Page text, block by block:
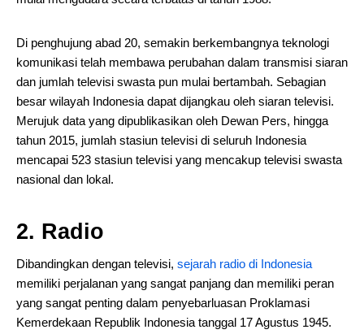
Di penghujung abad 20, semakin berkembangnya teknologi
komunikasi telah membawa perubahan dalam transmisi siaran
dan jumlah televisi swasta pun mulai bertambah. Sebagian
besar wilayah Indonesia dapat dijangkau oleh siaran televisi.
Merujuk data yang dipublikasikan oleh Dewan Pers, hingga
tahun 2015, jumlah stasiun televisi di seluruh Indonesia
mencapai 523 stasiun televisi yang mencakup televisi swasta
nasional dan lokal.
2. Radio
Dibandingkan dengan televisi, sejarah radio di Indonesia
memiliki perjalanan yang sangat panjang dan memiliki peran
yang sangat penting dalam penyebarluasan Proklamasi
Kemerdekaan Republik Indonesia tanggal 17 Agustus 1945.